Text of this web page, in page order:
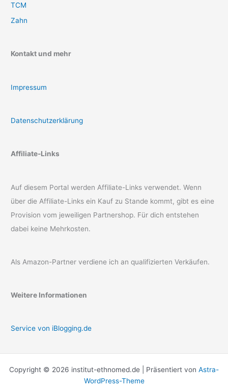
TCM
Zahn
Kontakt und mehr
Impressum
Datenschutzerklärung
Affiliate-Links
Auf diesem Portal werden Affiliate-Links verwendet. Wenn
über die Affiliate-Links ein Kauf zu Stande kommt, gibt es eine
Provision vom jeweiligen Partnershop. Für dich entstehen
dabei keine Mehrkosten.
Als Amazon-Partner verdiene ich an qualifizierten Verkäufen.
Weitere Informationen
Service von iBlogging.de
Copyright © 2026 institut-ethnomed.de | Präsentiert von Astra-
WordPress-Theme